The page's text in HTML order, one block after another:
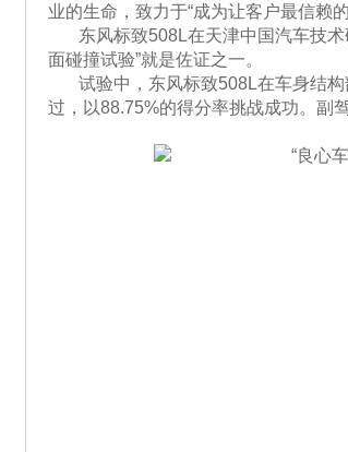
业的生命，致力于“成为让客户最信赖
东风标致508L在天津中国汽车技
面碰撞试验”就是佐证之一。
试验中，东风标致508L在车身结
过，以88.75%的得分率挑战成功。副